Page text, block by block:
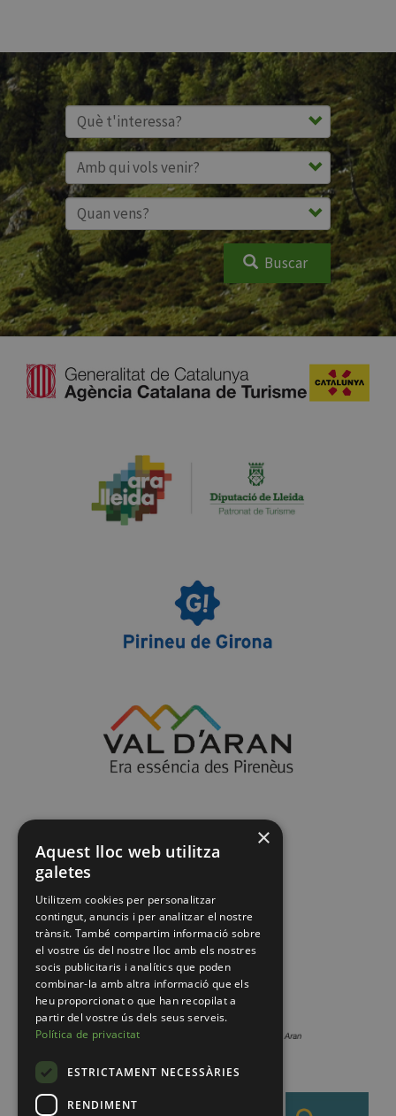
Buscar
×
Aquest lloc web utilitza
galetes
Utilitzem cookies per personalitzar
contingut, anuncis i per analitzar el nostre
trànsit. També compartim informació sobre
el vostre ús del nostre lloc amb els nostres
socis publicitaris i analítics que poden
combinar-la amb altra informació que els
heu proporcionat o que han recopilat a
partir del vostre ús dels seus serveis.
Política de privacitat
ESTRICTAMENT NECESSÀRIES
RENDIMENT